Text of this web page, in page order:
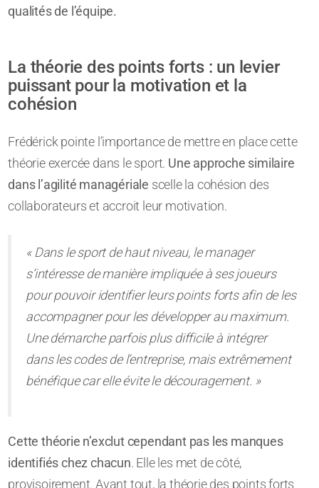
qualités de l’équipe.
La théorie des points forts : un levier
puissant pour la motivation et la
cohésion
Frédérick pointe l’importance de mettre en place cette
théorie exercée dans le sport. Une approche similaire
dans l’agilité managériale scelle la cohésion des
collaborateurs et accroit leur motivation.
« Dans le sport de haut niveau, le manager
s’intéresse de manière impliquée à ses joueurs
pour pouvoir identifier leurs points forts afin de les
accompagner pour les développer au maximum.
Une démarche parfois plus difficile à intégrer
dans les codes de l’entreprise, mais extrêmement
bénéfique car elle évite le découragement. »
Cette théorie n’exclut cependant pas les manques
identifiés chez chacun. Elle les met de côté,
provisoirement. Avant tout, la théorie des points forts